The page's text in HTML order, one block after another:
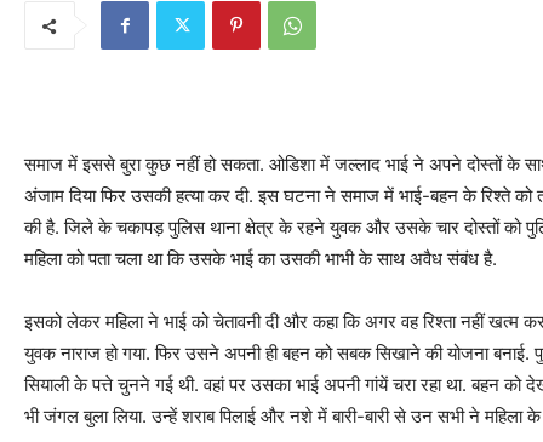
समाज में इससे बुरा कुछ नहीं हो सकता. ओडिशा में जल्लाद भाई ने अपने दोस्तों के
अंजाम दिया फिर उसकी हत्या कर दी. इस घटना ने समाज में भाई-बहन के रिश्ते
की है. जिले के चकापड़ पुलिस थाना क्षेत्र के रहने युवक और उसके चार दोस्तों को
महिला को पता चला था कि उसके भाई का उसकी भाभी के साथ अवैध संबंध है.
इसको लेकर महिला ने भाई को चेतावनी दी और कहा कि अगर वह रिश्ता नहीं खत्म
युवक नाराज हो गया. फिर उसने अपनी ही बहन को सबक सिखाने की योजना
सियाली के पत्ते चुनने गई थी. वहां पर उसका भाई अपनी गांयें चरा रहा था. बहन
भी जंगल बुला लिया. उन्हें शराब पिलाई और नशे में बारी-बारी से उन सभी ने महिला के